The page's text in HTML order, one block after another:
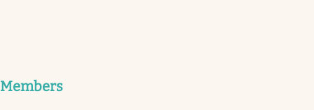
Members